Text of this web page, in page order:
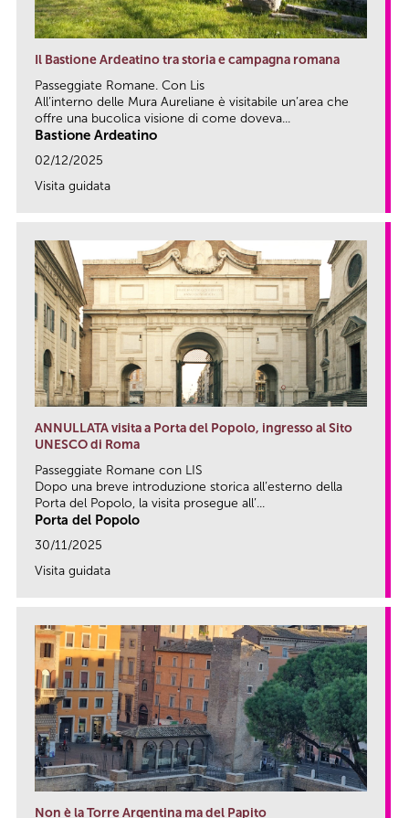
Il Bastione Ardeatino tra storia e campagna romana
Passeggiate Romane. Con Lis
All’interno delle Mura Aureliane è visitabile un’area che
offre una bucolica visione di come doveva...
Bastione Ardeatino
02/12/2025
Visita guidata
ANNULLATA visita a Porta del Popolo, ingresso al Sito
UNESCO di Roma
Passeggiate Romane con LIS
Dopo una breve introduzione storica all’esterno della
Porta del Popolo, la visita prosegue all’...
Porta del Popolo
30/11/2025
Visita guidata
Non è la Torre Argentina ma del Papito